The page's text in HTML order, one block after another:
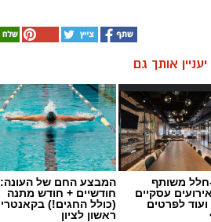
יעניין אותך גם
משותף
עסקיים
ועוד לפרטים
המבצע החם של העונה:
חודשיים + חודש מתנה
(כולל החגים!) בקאנטרי
ראשון לציון